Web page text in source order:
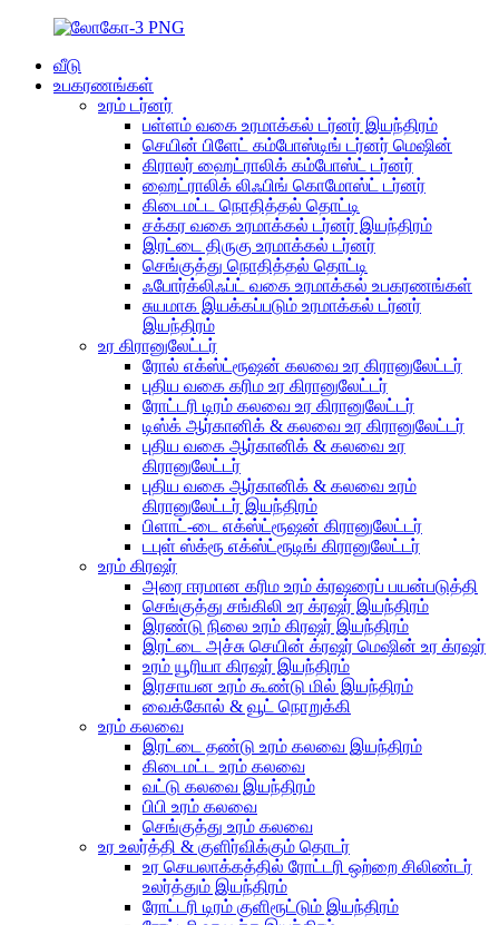
வீடு
உபகரணங்கள்
உரம் டர்னர்
பள்ளம் வகை உரமாக்கல் டர்னர் இயந்திரம்
செயின் பிளேட் கம்போஸ்டிங் டர்னர் மெஷின்
கிராலர் ஹைட்ராலிக் கம்போஸ்ட் டர்னர்
ஹைட்ராலிக் லிஃபிங் கொமோஸ்ட் டர்னர்
கிடைமட்ட நொதித்தல் தொட்டி
சக்கர வகை உரமாக்கல் டர்னர் இயந்திரம்
இரட்டை திருகு உரமாக்கல் டர்னர்
செங்குத்து நொதித்தல் தொட்டி
ஃபோர்க்லிஃப்ட் வகை உரமாக்கல் உபகரணங்கள்
சுயமாக இயக்கப்படும் உரமாக்கல் டர்னர்
இயந்திரம்
உர கிரானுலேட்டர்
ரோல் எக்ஸ்ட்ரூஷன் கலவை உர கிரானுலேட்டர்
புதிய வகை கரிம உர கிரானுலேட்டர்
ரோட்டரி டிரம் கலவை உர கிரானுலேட்டர்
டிஸ்க் ஆர்கானிக் & கலவை உர கிரானுலேட்டர்
புதிய வகை ஆர்கானிக் & கலவை உர
கிரானுலேட்டர்
புதிய வகை ஆர்கானிக் & கலவை உரம்
கிரானுலேட்டர் இயந்திரம்
பிளாட்-டை எக்ஸ்ட்ரூஷன் கிரானுலேட்டர்
டபுள் ஸ்க்ரூ எக்ஸ்ட்ரூடிங் கிரானுலேட்டர்
உரம் கிரஷர்
அரை ஈரமான கரிம உரம் க்ரஷரைப் பயன்படுத்தி
செங்குத்து சங்கிலி உர க்ரஷர் இயந்திரம்
இரண்டு நிலை உரம் கிரஷர் இயந்திரம்
இரட்டை அச்சு செயின் க்ரஷர் மெஷின் உர க்ரஷர்
உரம் யூரியா கிரஷர் இயந்திரம்
இரசாயன உரம் கூண்டு மில் இயந்திரம்
வைக்கோல் & வூட் நொறுக்கி
உரம் கலவை
இரட்டை தண்டு உரம் கலவை இயந்திரம்
கிடைமட்ட உரம் கலவை
வட்டு கலவை இயந்திரம்
பிபி உரம் கலவை
செங்குத்து உரம் கலவை
உர உலர்த்தி & குளிர்விக்கும் தொடர்
உர செயலாக்கத்தில் ரோட்டரி ஒற்றை சிலிண்டர்
உலர்த்தும் இயந்திரம்
ரோட்டரி டிரம் குளிரூட்டும் இயந்திரம்